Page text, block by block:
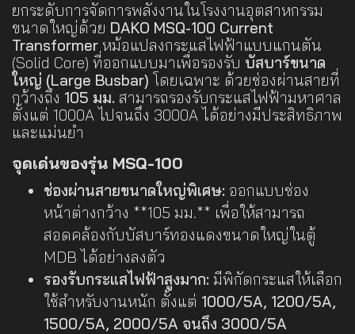
ยกระดับการจัดการพลังงานในโรงงานอุตสาหกรรม
ขนาดใหญ่ด้วย DAKO MSQ-100 Current
Transformer หม้อแปลงกระแสไฟฟ้าแบบแกนตัน
(Solid Core) ที่ออกแบบมาเพื่อรองรับ บัสบาร์ขนาด
ใหญ่ (Large Busbar) โดยเฉพาะ ด้วยช่องผ่านสายที่
กว้างถึง 105 มม. สามารถรองรับกระแสไฟฟ้ามหาศาล
ตั้งแต่ 1000A ไปจนถึง 3000A ได้อย่างมีประสิทธิภาพ
และแม่นยำ
จุดเด่นของรุ่น MSQ-100
ช่องผ่านสายขนาดใหญ่พิเศษ: ออกแบบช่อง
หน้าต่างกว้าง **105 มม.** เพื่อให้สามารถ
สอดคล้องกับบัสบาร์ทองแดงขนาดใหญ่ในตู้
MDB ได้อย่างลงตัว
รองรับกระแสไฟฟ้าสูงมาก: มีพิกัดกระแสให้เลือก
ใช้สำหรับงานหนัก ตั้งแต่ 1000/5A, 1200/5A,
1500/5A, 2000/5A จนถึง 3000/5A